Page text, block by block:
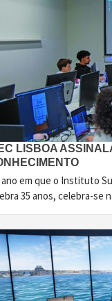
LISBOA
em que o Instituto
35 anos, celebra-se